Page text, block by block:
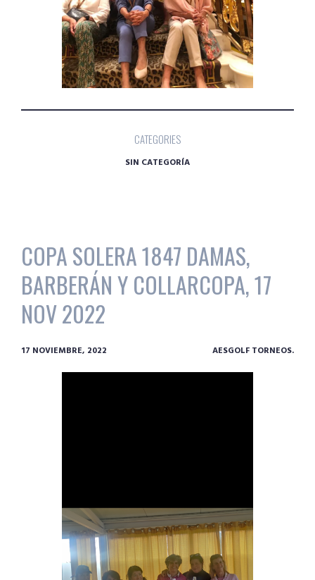
CATEGORIES
SIN CATEGORÍA
COPA SOLERA 1847 DAMAS,
BARBERÁN Y COLLARCOPA, 17
NOV 2022
17 NOVIEMBRE, 2022 AESGOLF TORNEOS.